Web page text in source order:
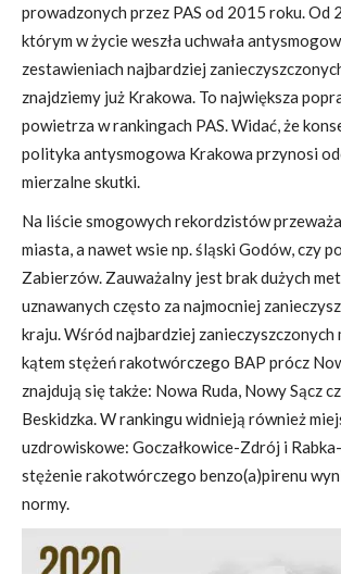
prowadzonych przez PAS od 2015 roku. Od
którym w życie weszła uchwała
zestawieniach najbardziej
znajdziemy już Krakowa. To największa
powietrza w rankingach PAS. Widać, że
polityka antysmogowa Krakowa przynosi
mierzalne skutki.
Na liście smogowych rekordzistów
miasta, a nawet wsie np. śląski Godów, czy
Zabierzów. Zauważalny jest brak dużych
uznawanych często za najmocniej
kraju. Wśród najbardziej zanieczyszczonych
kątem stężeń rakotwórczego BAP prócz
znajdują się także: Nowa Ruda, Nowy Sącz
Beskidzka. W rankingu widnieją również
uzdrowiskowe: Goczałkowice-Zdrój i
stężenie rakotwórczego benzo(a)pirenu
normy.